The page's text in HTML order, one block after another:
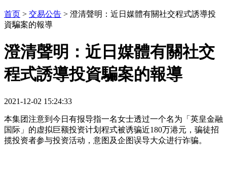
首页 > 交易公告 > 澄清聲明：近日媒體有關社交程式誘導投
資騙案的報導
澄清聲明：近日媒體有關社交
程式誘導投資騙案的報導
2021-12-02 15:24:33
本集团注意到今日有报导指一名女士透过一个名为「英皇金融
国际」的虚拟巨额投资计划程式被诱骗近180万港元，骗徒招
揽投资者参与投资活动，意图及企图误导大众进行诈骗。